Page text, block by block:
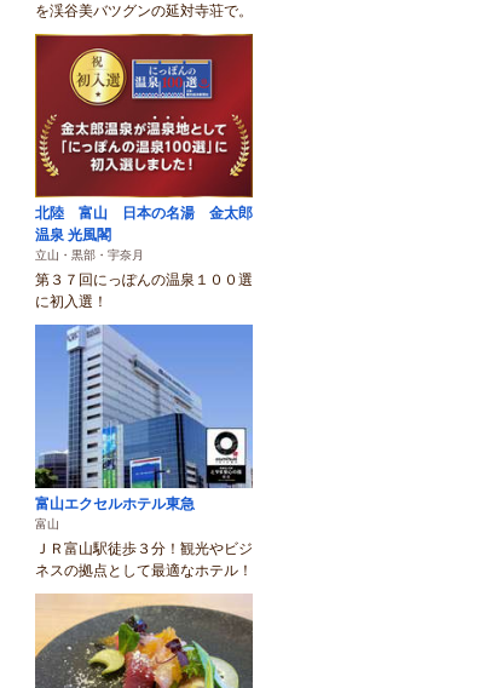
を渓谷美バツグンの延対寺荘で。
北陸 富山 日本の名湯 金太郎
温泉 光風閣
立山・黒部・宇奈月
第３７回にっぽんの温泉１００選
に初入選！
富山エクセルホテル東急
富山
ＪＲ富山駅徒歩３分！観光やビジ
ネスの拠点として最適なホテル！